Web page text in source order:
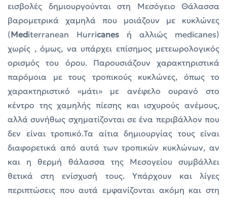
εισβολές δημιουργούνται στη Μεσόγειο Θάλασσα
βαρομετρικά χαμηλά που μοιάζουν με κυκλώνες
(Mediterranean Hurricanes ή αλλιώς medicanes)
χωρίς , όμως, να υπάρχει επίσημος μετεωρολογικός
ορισμός του όρου. Παρουσιάζουν χαρακτηριστικά
παρόμοια με τους τροπικούς κυκλώνες, όπως το
χαρακτηριστικό «μάτι» με ανέφελο ουρανό στο
κέντρο της χαμηλής πίεσης και ισχυρούς ανέμους,
αλλά συνήθως σχηματίζονται σε ένα περιβάλλον που
δεν είναι τροπικό.Τα αίτια δημιουργίας τους είναι
διαφορετικά από αυτά των τροπικών κυκλώνων, αν
και η θερμή θάλασσα της Μεσογείου συμβάλλει
θετικά στη ενίσχυσή τους. Υπάρχουν και λίγες
περιπτώσεις που αυτά εμφανίζονται ακόμη και στη